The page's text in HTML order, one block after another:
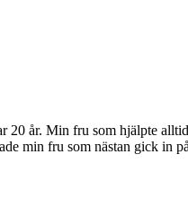
år. Min fru som hjälpte
min fru som nästan gick in